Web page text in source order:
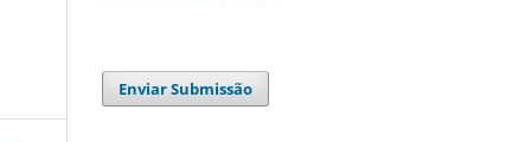
Enviar Submissão